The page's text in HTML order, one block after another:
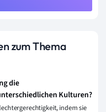
zum Thema
die
Kulturen?
indem sie